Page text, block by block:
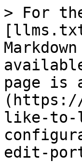
> For
page is
(https://
like-to-
edit-